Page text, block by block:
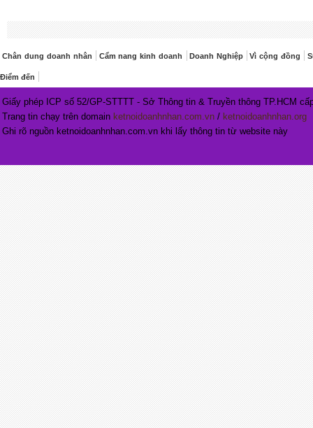
Chân dung doanh nhân Cẩm nang kinh doanh Doanh Nghiệp Vì cộng đồng
Điểm đến
Giấy phép ICP số 52/GP-STTTT - Sở Thông tin & Truyền thông TP.HCM
Trang tin chạy trên domain ketnoidoanhnhan.com.vn / ketnoidoanhnhan.org
Ghi rõ nguồn ketnoidoanhnhan.com.vn khi lấy thông tin từ website này